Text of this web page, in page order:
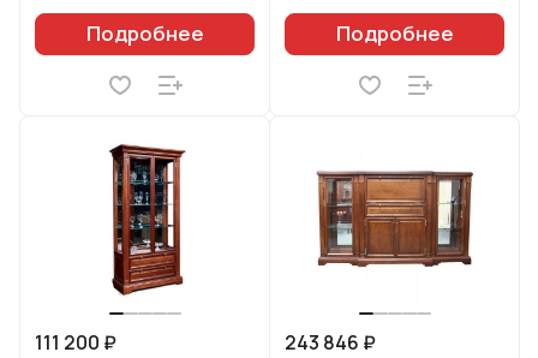
Подробнее Подробнее
111 200 ₽
243 846 ₽